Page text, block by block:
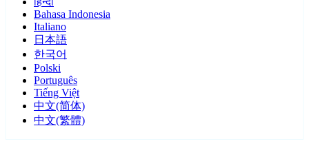
Bahasa Indonesia
Italiano
日本語
한국어
Polski
Português
Tiếng Việt
中文(简体)
中文(繁體)